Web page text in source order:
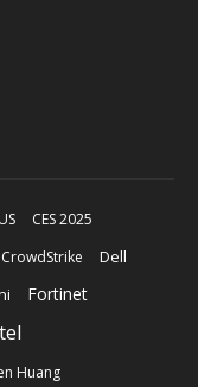
CES 2025
CrowdStrike Dell
Fortinet
Huang